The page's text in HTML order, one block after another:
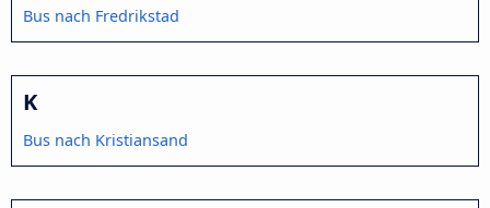
Bus nach Fredrikstad
K
Bus nach Kristiansand